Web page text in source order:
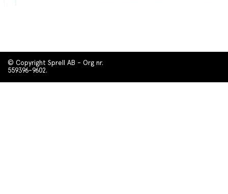
© Copyright Sprell AB - Org nr.
559396-9602.